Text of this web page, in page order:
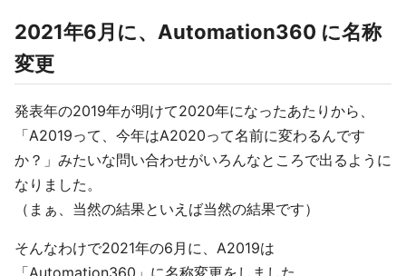
2021年6月に、Automation360 に名称
変更
発表年の2019年が明けて2020年になったあたりから、
「A2019って、今年はA2020って名前に変わるんです
か？」みたいな問い合わせがいろんなところで出るように
なりました。
（まぁ、当然の結果といえば当然の結果です）
そんなわけで2021年の6月に、A2019は
「Automation360」に名称変更をしました。